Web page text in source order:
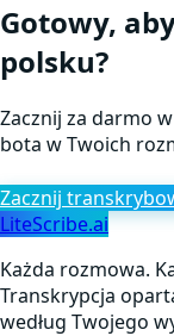
Gotowy,
polsku?
Zacznij za darmo
bota w Twoich
Zacznij
LiteScribe.ai
Każda rozmowa.
Transkrypcja
według Twojego